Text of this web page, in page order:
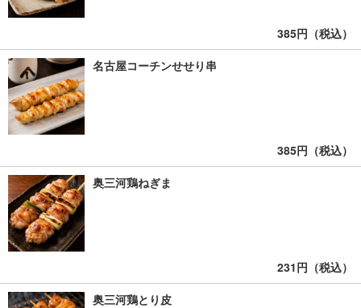
385円（税込）
名古屋コーチンせせり串
385円（税込）
奥三河鶏ねぎま
231円（税込）
奥三河鶏とり皮